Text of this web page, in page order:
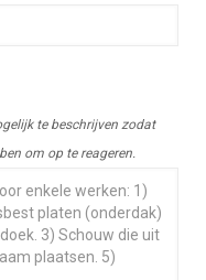
te beschrijven zodat
om op te reageren.